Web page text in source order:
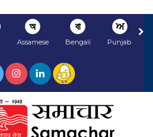
অ
Assamese
বা
Bengali
ਅ
Punjabi